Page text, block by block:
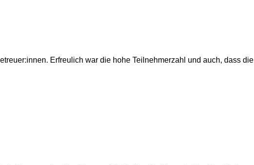
Erfreulich war die hohe Teilnehmerzahl und auch, dass die